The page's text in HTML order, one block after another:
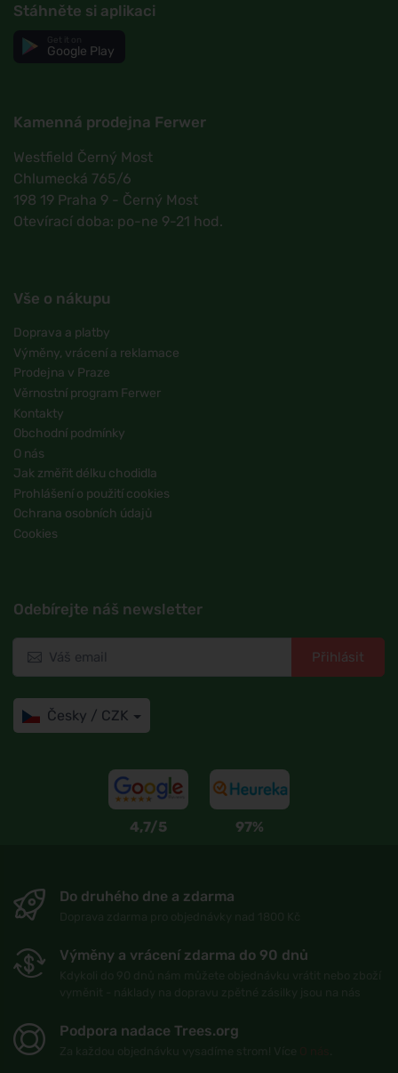
Stáhněte si aplikaci
Google Play
Kamenná prodejna Ferwer
Westfield Černý Most
Chlumecká 765/6
198 19 Praha 9 - Černý Most
Otevírací doba: po-ne 9-21 hod.
Vše o nákupu
Doprava a platby
Výměny, vrácení a reklamace
Prodejna v Praze
Věrnostní program Ferwer
Kontakty
Obchodní podmínky
O nás
Jak změřit délku chodidla
Prohlášení o použití cookies
Ochrana osobních údajů
Cookies
Odebírejte náš newsletter
Přihlásit
Česky / CZK
4,7/5 97%
Do druhého dne a zdarma
Výměny a vrácení zdarma do 90 dnů
Podpora nadace Trees.org